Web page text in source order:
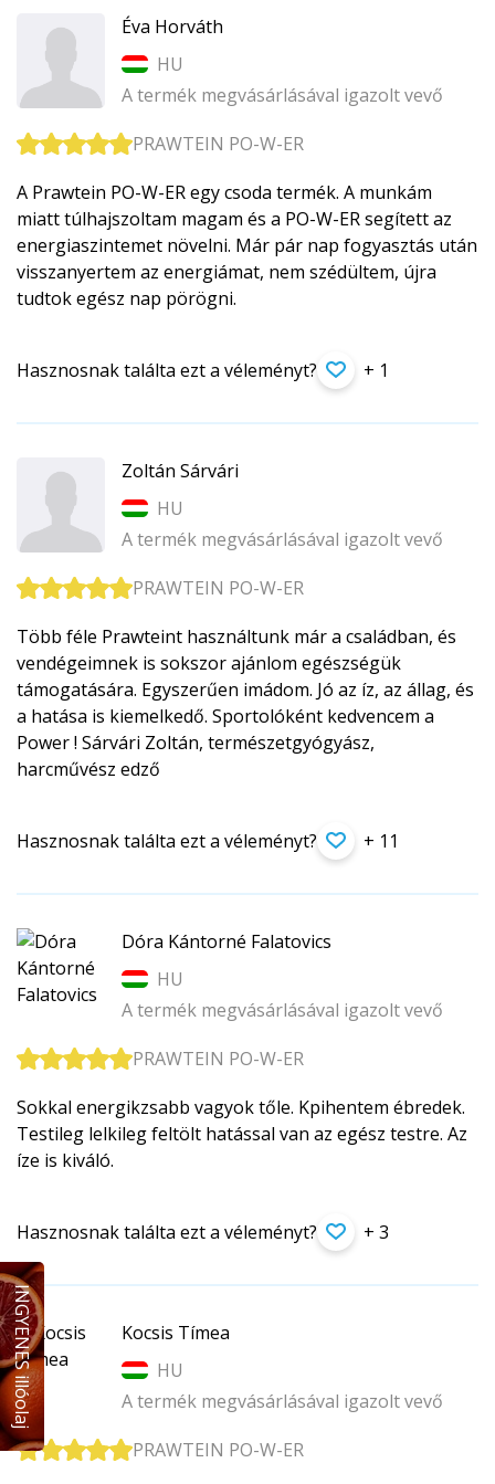
Éva Horváth
HU
A termék megvásárlásával igazolt vevő
PRAWTEIN PO-W-ER
A Prawtein PO-W-ER egy csoda termék. A munkám
miatt túlhajszoltam magam és a PO-W-ER segített az
energiaszintemet növelni. Már pár nap fogyasztás után
visszanyertem az energiámat, nem szédültem, újra
tudtok egész nap pörögni.
Hasznosnak találta ezt a véleményt? + 1
Zoltán Sárvári
HU
A termék megvásárlásával igazolt vevő
PRAWTEIN PO-W-ER
Több féle Prawteint használtunk már a családban, és
vendégeimnek is sokszor ajánlom egészségük
támogatására. Egyszerűen imádom. Jó az íz, az állag, és
a hatása is kiemelkedő. Sportolóként kedvencem a
Power ! Sárvári Zoltán, természetgyógyász,
harcművész edző
Hasznosnak találta ezt a véleményt? + 11
Dóra Kántorné Falatovics
HU
A termék megvásárlásával igazolt vevő
PRAWTEIN PO-W-ER
Sokkal energikzsabb vagyok tőle. Kpihentem ébredek.
Testileg lelkileg feltölt hatással van az egész testre. Az
íze is kiváló.
Hasznosnak találta ezt a véleményt? + 3
Kocsis Tímea
HU
A termék megvásárlásával igazolt vevő
PRAWTEIN PO-W-ER
INGYENES illóolaj